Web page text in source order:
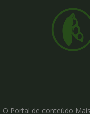
O Portal de conteúdo